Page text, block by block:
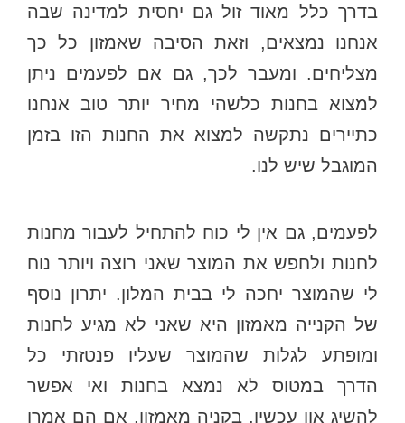
בדרך כלל מאוד זול גם יחסית למדינה שבה
אנחנו נמצאים, וזאת הסיבה שאמזון כל כך
מצליחים. ומעבר לכך, גם אם לפעמים ניתן
למצוא בחנות כלשהי מחיר יותר טוב אנחנו
כתיירים נתקשה למצוא את החנות הזו בזמן
המוגבל שיש לנו.
לפעמים, גם אין לי כוח להתחיל לעבור מחנות
לחנות ולחפש את המוצר שאני רוצה ויותר נוח
לי שהמוצר יחכה לי בבית המלון. יתרון נוסף
של הקנייה מאמזון היא שאני לא מגיע לחנות
ומופתע לגלות שהמוצר שעליו פנטזתי כל
הדרך במטוס לא נמצא בחנות ואי אפשר
להשיג אוו עכשיו. בקניה מאמזון, אם הם אמרו